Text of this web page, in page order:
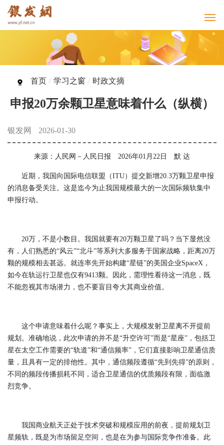
首页 / 学习之窗 / 时政文摘
申报20万余颗卫星意味着什么（纵横）
银发网 2026-01-30
来源：人民网－人民日报 2026年01月22日 默 达
近期，我国向国际电信联盟（ITU）提交新增20.3万颗卫星申报
的消息备受关注。这是迄今为止我国规模最大的一次国际频轨集中
申报行动。
20万，不是小数目。我国就要有20万颗卫星了吗？当下显然没
有，人们熟悉的“风云”“北斗”等系列大多服务于国家战略，距离20万
颗的规模相去甚远。就连率先开始构建“星链”的美国企业SpaceX，
如今在轨运行卫星也仅有9413颗。因此，需理性看待这一消息，既
不能忽视其市场潜力，也不要盲目夸大其商业价值。
这个申请意味着什么呢？事实上，大规模发射卫星离不开提前
规划。准确地说，此次申请的并不是“升空许可”而是“星座”，包括卫
星在太空工作需要的“轨道”和“通信频率”，它们直接影响卫星通信质
量，且具有一定的排他性。其中，通信频段遵循“先到先得”的原则，
不同的频段传播损耗不同，适合卫星通信的优质频段有限，面临激
烈竞争。
我国商业航天正处于技术突破和规模应用的前夜，提前规划卫
星频轨，既是为市场留足空间，也是在为参与国际竞争作准备。此